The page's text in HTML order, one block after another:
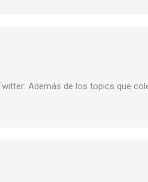
Además de los topics que